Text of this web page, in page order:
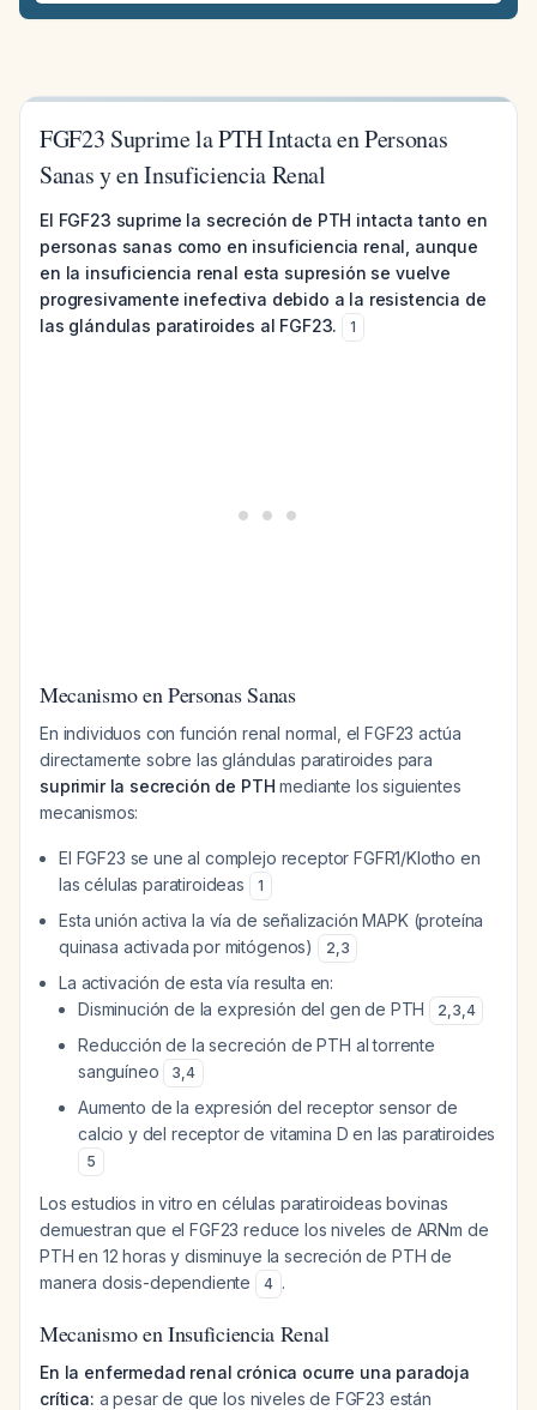
FGF23 Suprime la PTH Intacta en Personas
Sanas y en Insuficiencia Renal
El FGF23 suprime la secreción de PTH intacta tanto en
personas sanas como en insuficiencia renal, aunque
en la insuficiencia renal esta supresión se vuelve
progresivamente inefectiva debido a la resistencia de
las glándulas paratiroides al FGF23.
1
Mecanismo en Personas Sanas
En individuos con función renal normal, el FGF23 actúa
directamente sobre las glándulas paratiroides para
suprimir la secreción de PTH mediante los siguientes
mecanismos:
El FGF23 se une al complejo receptor FGFR1/Klotho en
las células paratiroideas
1
Esta unión activa la vía de señalización MAPK (proteína
quinasa activada por mitógenos)
2,3
La activación de esta vía resulta en:
Disminución de la expresión del gen de PTH
2,3,4
Reducción de la secreción de PTH al torrente
sanguíneo
3,4
Aumento de la expresión del receptor sensor de
calcio y del receptor de vitamina D en las paratiroides
5
Los estudios in vitro en células paratiroideas bovinas
demuestran que el FGF23 reduce los niveles de ARNm de
PTH en 12 horas y disminuye la secreción de PTH de
manera dosis-dependiente
4 .
Mecanismo en Insuficiencia Renal
En la enfermedad renal crónica ocurre una paradoja
crítica: a pesar de que los niveles de FGF23 están